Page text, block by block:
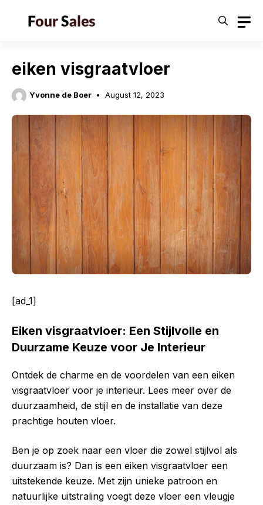
eiken visgraatvloer
Yvonne de Boer August 12, 2023
[ad_1]
Eiken visgraatvloer: Een Stijlvolle en
Duurzame Keuze voor Je Interieur
Ontdek de charme en de voordelen van een eiken
visgraatvloer voor je interieur. Lees meer over de
duurzaamheid, de stijl en de installatie van deze
prachtige houten vloer.
Ben je op zoek naar een vloer die zowel stijlvol als
duurzaam is? Dan is een eiken visgraatvloer een
uitstekende keuze. Met zijn unieke patroon en
natuurlijke uitstraling voegt deze vloer een vleugje